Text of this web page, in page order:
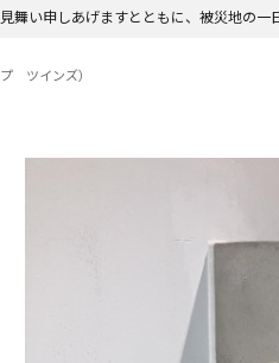
い申しあげますとともに、被災地の一
ツインズ）